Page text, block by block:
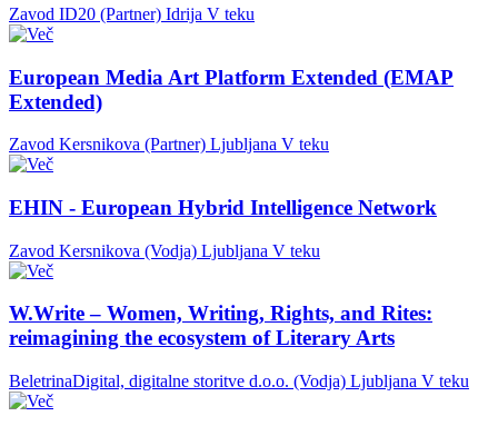
Zavod ID20 (Partner) Idrija V teku
European Media Art Platform Extended (EMAP
Extended)
Zavod Kersnikova (Partner) Ljubljana V teku
EHIN - European Hybrid Intelligence Network
Zavod Kersnikova (Vodja) Ljubljana V teku
W.Write – Women, Writing, Rights, and Rites:
reimagining the ecosystem of Literary Arts
BeletrinaDigital, digitalne storitve d.o.o. (Vodja) Ljubljana V teku